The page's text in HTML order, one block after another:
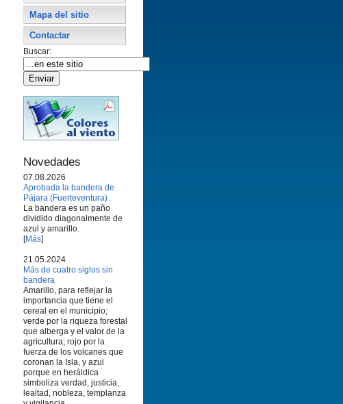
Mapa del sitio
Contactar
Buscar:
Novedades
07.08.2026
Aprobada la bandera de
Pájara (Fuerteventura)
La bandera es un paño
dividido diagonalmente de
azul y amarillo.
[Más]
21.05.2024
Más de cuatro siglos sin
bandera
Amarillo, para reflejar la
importancia que tiene el
cereal en el municipio;
verde por la riqueza forestal
que alberga y el valor de la
agricultura; rojo por la
fuerza de los volcanes que
coronan la Isla, y azul
porque en heráldica
simboliza verdad, justicia,
lealtad, nobleza, templanza